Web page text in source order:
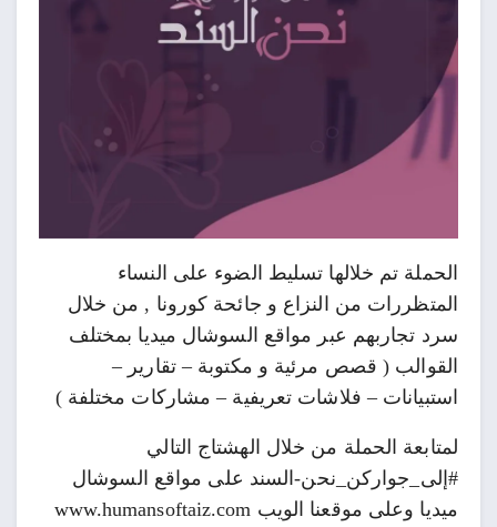
الحملة تم خلالها تسليط الضوء على النساء
المتظررات من النزاع و جائحة كورونا , من خلال
سرد تجاربهم عبر مواقع السوشال ميديا بمختلف
القوالب ( قصص مرئية و مكتوبة – تقارير –
استبيانات – فلاشات تعريفية – مشاركات مختلفة )
لمتابعة الحملة من خلال الهشتاج التالي
#إلى_جواركن_نحن-السند على مواقع السوشال
ميديا وعلى موقعنا الويب www.humansoftaiz.com